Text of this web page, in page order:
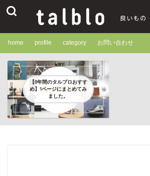
home profile category お問い合わせ
【8年間のタルブロおすす
め】1ページにまとめてみ
ました。